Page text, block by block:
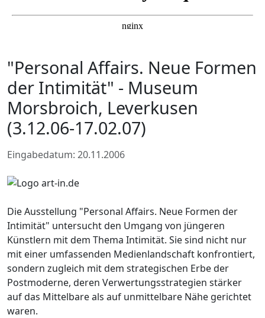
"Personal Affairs. Neue Formen
der Intimität" - Museum
Morsbroich, Leverkusen
(3.12.06-17.02.07)
Eingabedatum: 20.11.2006
Die Ausstellung "Personal Affairs. Neue Formen der
Intimität" untersucht den Umgang von jüngeren
Künstlern mit dem Thema Intimität. Sie sind nicht nur
mit einer umfassenden Medienlandschaft konfrontiert,
sondern zugleich mit dem strategischen Erbe der
Postmoderne, deren Verwertungsstrategien stärker
auf das Mittelbare als auf unmittelbare Nähe gerichtet
waren.